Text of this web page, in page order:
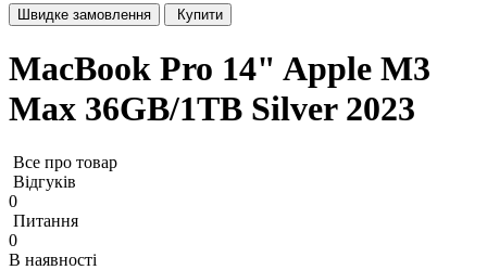
Швидке замовлення Купити
MacBook Pro 14" Apple M3
Max 36GB/1TB Silver 2023
Все про товар
Відгуків
0
Питання
0
В наявності